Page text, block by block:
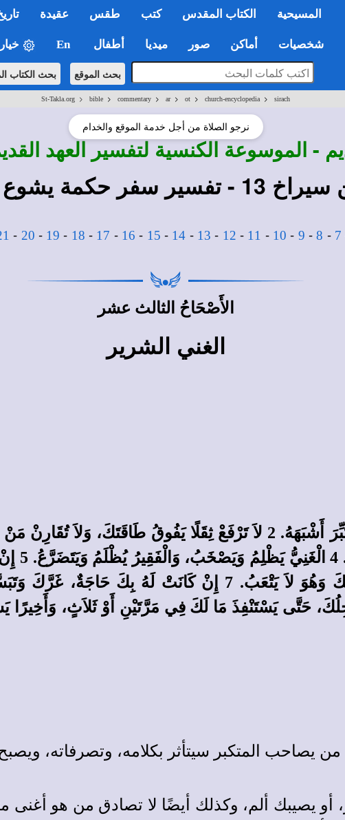
المسيحية الكتاب المقدس كتب طقس عقيدة
شخصيات أماكن صور ميديا أطفال En
بحث الموقع بحث الكتاب
St-Takla.org > bible > commentary > ar> ot > church-encyclopedia > sirach
نرجو الصلاة من أجل خدمة الموقع والخدام
- الموسوعة الكنسية لتفسير العهد
حكمة يشوع بن سيراخ
7
-
8
-
9
-
10
-
11
-
12
-
13
-
14
-
15
-
16
-
17
-
18
-
19
-
20
-
الأَصْحَاحُ الثالث عشر
الغني الشرير
6 إِنْ كَانَ لَكَ مَالٌ عَاشَرَكَ، وَاسْتَنْفَذَ مَالَكَ وَهُوَ لاَ يَتْعَبُ.
يُخْجِلُكَ، حَتَّى يَسْتَنْفِذَ مَا لَكَ فِي مَرَّتَيْنِ أَوْ ثَلاَثٍ،
يصاحب المتكبر سيتأثر بكلامه، وتصرفاته، ويصبح
أو يصيبك ألم، وكذلك أيضًا لا تصادق من هو